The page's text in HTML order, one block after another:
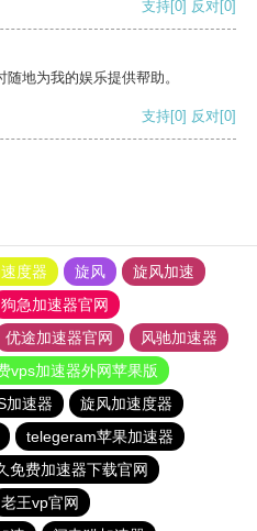
支持[0] 反对[0]
地为我的娱乐提供帮助。
支持[0] 反对[0]
度器 旋风
旋风加速
狗急加速器官网
优途加速器官网
风驰加速器
vps加速器外网苹果版
加速器
旋风加速度器
telegeram苹果加速器
免费加速器下载官网
老王vp官网